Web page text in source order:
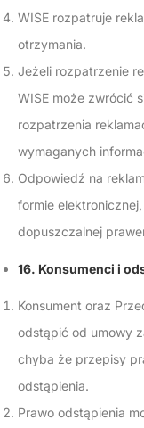
WISE rozpatruje
otrzymania.
Jeżeli rozpatrzenie
WISE może zwrócić
rozpatrzenia
wymaganych
Odpowiedź na
formie
dopuszczalnej
16. Konsumenci i
Konsument oraz
odstąpić od umowy
chyba że przepisy
odstąpienia.
Prawo odstąpienia